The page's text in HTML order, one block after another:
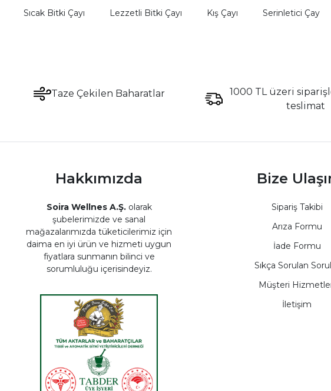
Sıcak Bitki Çayı Lezzetli Bitki Çayı Kış Çayı Serinletici Çay
Taze Çekilen Baharatlar
1000 TL üzeri
teslimat
Hakkımızda
Soira Wellnes A.Ş.olarak
şubelerimizde ve sanal
mağazalarımızda tüketicilerimiz için
daima en iyi ürün ve hizmeti uygun
fiyatlara sunmanın bilinci ve
sorumluluğu içerisindeyiz.
Bize
Sipariş Takibi
Arıza Formu
İade Formu
Sıkça Sorulan
Müşteri
İletişim